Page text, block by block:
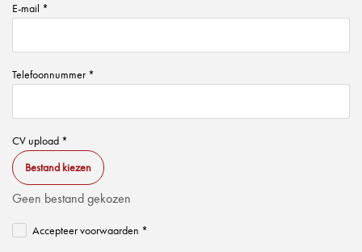
E-mail *
Telefoonnummer *
CV upload *
Bestand kiezen
Geen bestand gekozen
Accepteer voorwaarden *